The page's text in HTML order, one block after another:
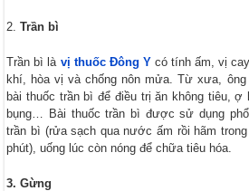
Trần bì
Trần bì là vị thuốc Đông Ycó tính ấm, vị
khí, hòa vị và chống nôn mửa. Từ xưa,
bài thuốc trần bì để điều trị ăn không tiêu,
bụng… Bài thuốc trần bì được sử dụng
trần bì (rửa sạch qua nước ấm rồi hãm
phút), uống lúc còn nóng để chữa tiêu hóa.
3. Gừng